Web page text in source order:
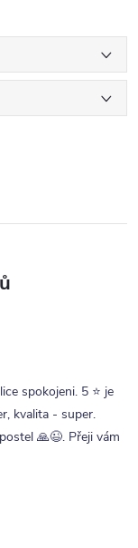
spokojeni. 5 ⭐ je
kvalita - super.
🙏😉. Přeji vám